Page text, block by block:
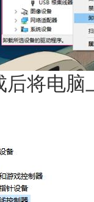
将电脑